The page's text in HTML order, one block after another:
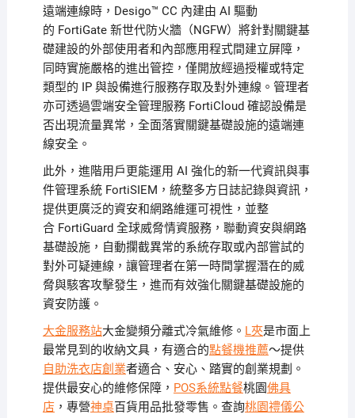
遠端連線時， Desigo™ CC 內建由 AI 驅動
的 FortiGate 新世代防火牆（NGFW） 將針對關鍵基
礎建設的外部使用者和內部應用程式間建立屏障，
同時實施嚴格的進出管控，僅開放經過授權或特定
類型的 IP 與設備進行服務存取及對外連線。管理者
亦可透過雲端安全管理服務 FortiCloud 確認設備是
否出現流量異常，全面落實關鍵基礎設施的遠端連
線安全。
此外，進階用戶更能運用 AI 強化的新一代資訊與事
件管理系統 FortiSIEM ，統整多方日誌記錄與資訊，
提供更廣泛的資安和網路維運可視性，並整
合 FortiGuard 全球威脅情資服務，聯動資安與網路
基礎設施，自動攔截異常的系統存取或內部嘗試的
對外可疑連線，讓管理者在第一時間掌握潛在的威
脅與駭客攻擊發生，進而有效強化關鍵基礎設施的
資安防護。
大金服務站大金變頻分離式冷氣維修。 L夾是市面上
最常見到的收納文具，有適合的點餐機推薦～提供
自助洗衣店創業者適合、安心、踏實的創業規劃。
提供最安心的維修保障， POS系統點餐桃園佛具
店，專營神桌百貨用品批發零售。查詢桃園禮儀公